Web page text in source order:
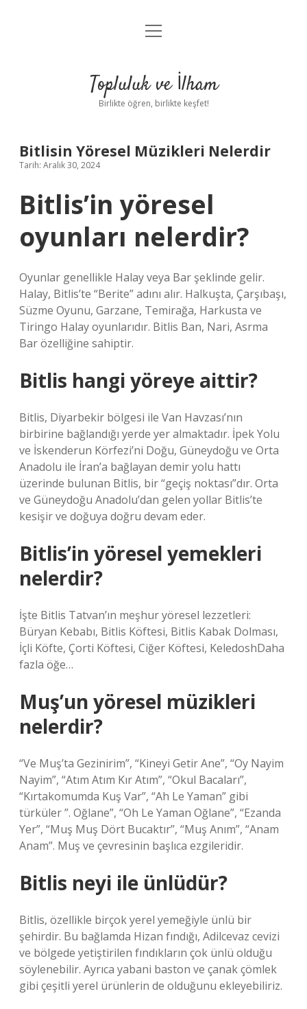
Anasayfa
Yasal Uyarı
menüyü
Topluluk ve İlham
Birlikte öğren, birlikte keşfet!
Bitlisin Yöresel Müzikleri Nelerdir
Tarih: Aralık 30, 2024
Bitlis’in yöresel
oyunları nelerdir?
Oyunlar genellikle Halay veya Bar şeklinde gelir.
Halay, Bitlis’te “Berite” adını alır. Halkuşta, Çarşıbaşı,
Süzme Oyunu, Garzane, Temirağa, Harkusta ve
Tiringo Halay oyunlarıdır. Bitlis Ban, Nari, Asrma
Bar özelliğine sahiptir.
Bitlis hangi yöreye aittir?
Bitlis, Diyarbekir bölgesi ile Van Havzası’nın
birbirine bağlandığı yerde yer almaktadır. İpek Yolu
ve İskenderun Körfezi’ni Doğu, Güneydoğu ve Orta
Anadolu ile İran’a bağlayan demir yolu hattı
üzerinde bulunan Bitlis, bir “geçiş noktası”dır. Orta
ve Güneydoğu Anadolu’dan gelen yollar Bitlis’te
kesişir ve doğuya doğru devam eder.
Bitlis’in yöresel yemekleri
nelerdir?
İşte Bitlis Tatvan’ın meşhur yöresel lezzetleri:
Büryan Kebabı, Bitlis Köftesi, Bitlis Kabak Dolması,
İçli Köfte, Çorti Köftesi, Ciğer Köftesi, KeledoshDaha
fazla öğe…
Muş’un yöresel müzikleri
nelerdir?
“Ve Muş’ta Gezinirim”, “Kineyi Getir Ane”, “Oy Nayim
Nayim”, “Atım Atım Kır Atım”, “Okul Bacaları”,
“Kırtakomumda Kuş Var”, “Ah Le Yaman” gibi
türküler ”. Oğlane”, “Oh Le Yaman Oğlane”, “Ezanda
Yer”, “Muş Muş Dört Bucaktır”, “Muş Anım”, “Anam
Anam”. Muş ve çevresinin başlıca ezgileridir.
Bitlis neyi ile ünlüdür?
Bitlis, özellikle birçok yerel yemeğiyle ünlü bir
şehirdir. Bu bağlamda Hizan fındığı, Adilcevaz cevizi
ve bölgede yetiştirilen fındıkların çok ünlü olduğu
söylenebilir. Ayrıca yabani baston ve çanak çömlek
gibi çeşitli yerel ürünlerin de olduğunu ekleyebiliriz.